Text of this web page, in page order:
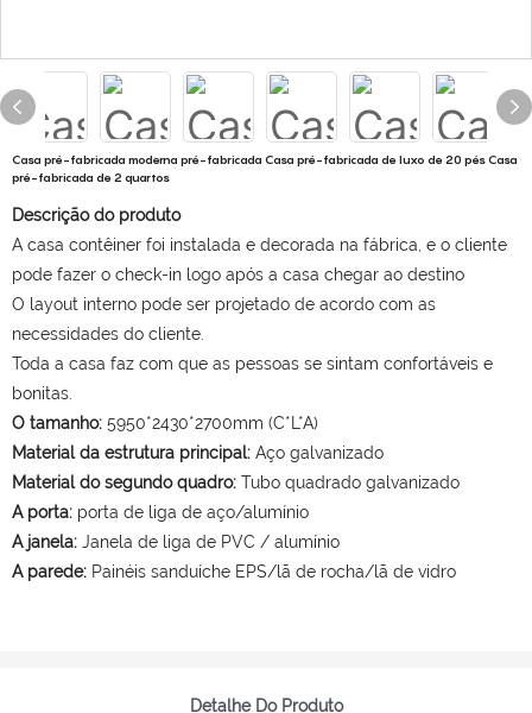
Casa pré-fabricada moderna pré-fabricada Casa pré-fabricada de luxo de 20 pés Casa
pré-fabricada de 2 quartos
Descrição do produto
A casa contêiner foi instalada e decorada na fábrica, e o cliente
pode fazer o check-in logo após a casa chegar ao destino
O layout interno pode ser projetado de acordo com as
necessidades do cliente.
Toda a casa faz com que as pessoas se sintam confortáveis ​​e
bonitas.
O tamanho: 5950*2430*2700mm (C*L*A)
Material da estrutura principal: Aço galvanizado
Material do segundo quadro: Tubo quadrado galvanizado
A porta: porta de liga de aço/alumínio
A janela: Janela de liga de PVC / alumínio
A parede: Painéis sanduíche EPS/lã de rocha/lã de vidro
Detalhe Do Produto